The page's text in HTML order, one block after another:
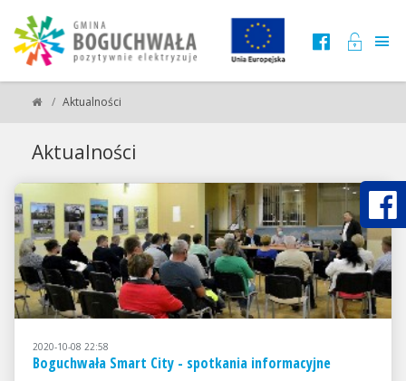
Aktualności
Aktualności
2020-10-08 22:58
Boguchwała Smart City - spotkania informacyjne